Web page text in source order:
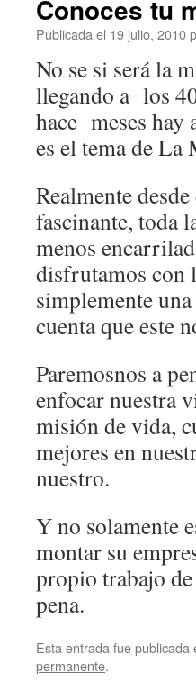
Conoces tu
Publicada el 19 julio, 2010
No se si será la
llegando a los
hace meses hay
es el tema de
Realmente
fascinante, toda
menos
disfrutamos con
simplemente
cuenta que este
Paremosnos a
enfocar nuestra
misión de vida,
mejores en
nuestro.
Y no solamente
montar su
propio trabajo
pena.
Esta entrada fue publicada
permanente.